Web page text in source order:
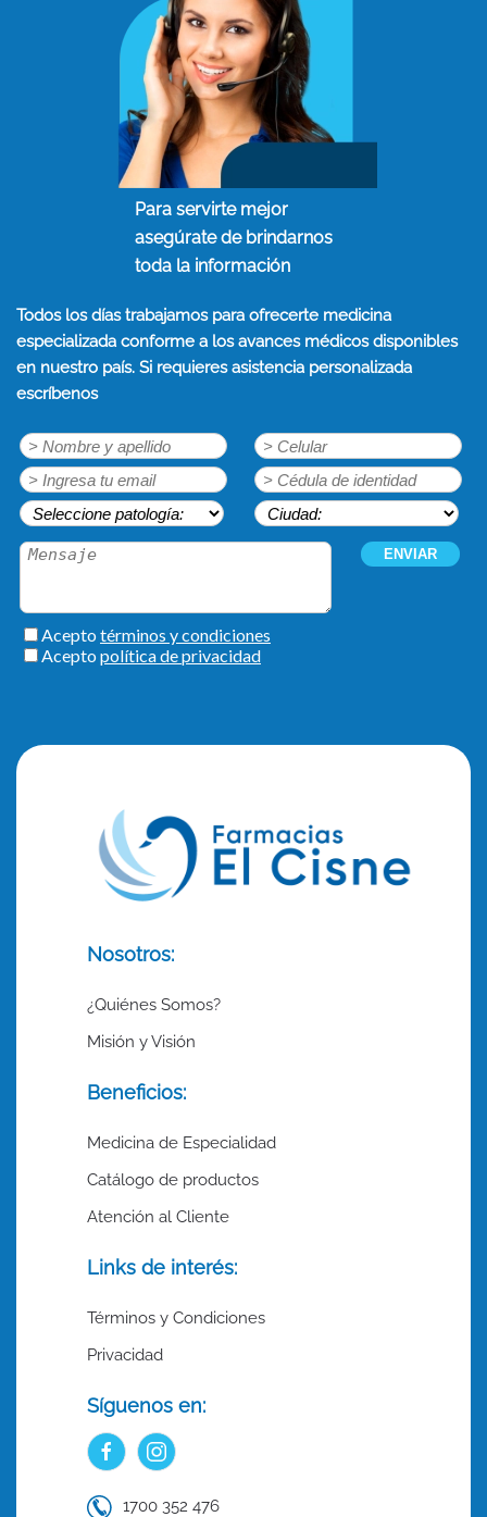
Para servirte mejor
asegúrate de brindarnos
toda la información
Todos los días trabajamos para ofrecerte medicina
especializada conforme a los avances médicos disponibles
en nuestro país. Si requieres asistencia personalizada
escríbenos
Nosotros:
¿Quiénes Somos?
Misión y Visión
Beneficios:
Medicina de Especialidad
Catálogo de productos
Atención al Cliente
Links de interés:
Términos y Condiciones
Privacidad
Síguenos en:
1700 352 476